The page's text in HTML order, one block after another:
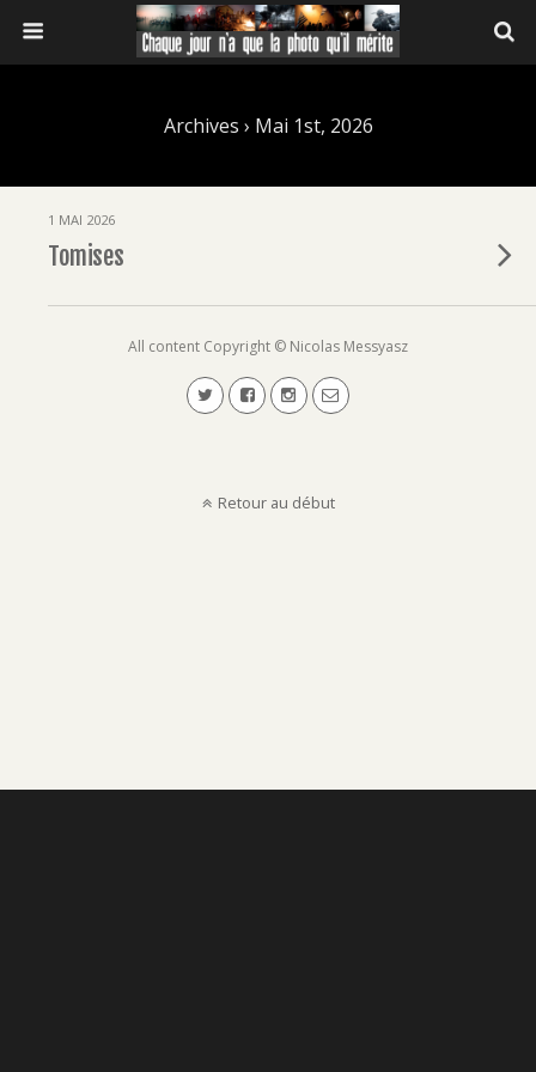
Archives › Mai 1st, 2026
1 MAI 2026
Tomises
All content Copyright © Nicolas Messyasz
Retour au début